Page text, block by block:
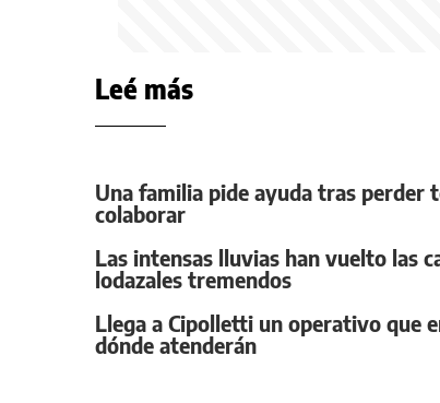
Leé más
Una familia pide ayuda tras perder
colaborar
Las intensas lluvias han vuelto las
lodazales tremendos
Llega a Cipolletti un operativo que
dónde atenderán